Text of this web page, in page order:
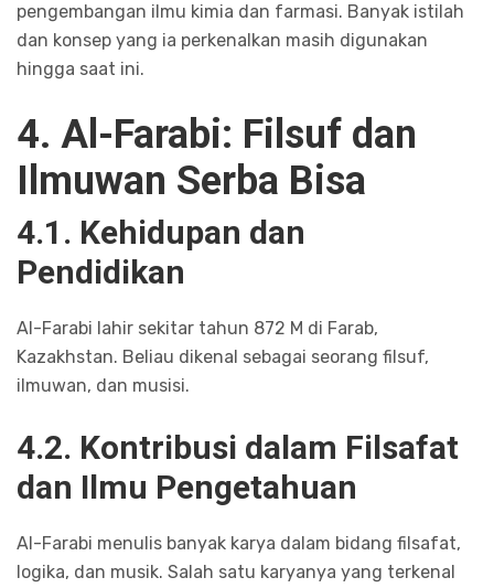
pengembangan ilmu kimia dan farmasi. Banyak istilah
dan konsep yang ia perkenalkan masih digunakan
hingga saat ini.
4. Al-Farabi: Filsuf dan
Ilmuwan Serba Bisa
4.1. Kehidupan dan
Pendidikan
Al-Farabi lahir sekitar tahun 872 M di Farab,
Kazakhstan. Beliau dikenal sebagai seorang filsuf,
ilmuwan, dan musisi.
4.2. Kontribusi dalam Filsafat
dan Ilmu Pengetahuan
Al-Farabi menulis banyak karya dalam bidang filsafat,
logika, dan musik. Salah satu karyanya yang terkenal